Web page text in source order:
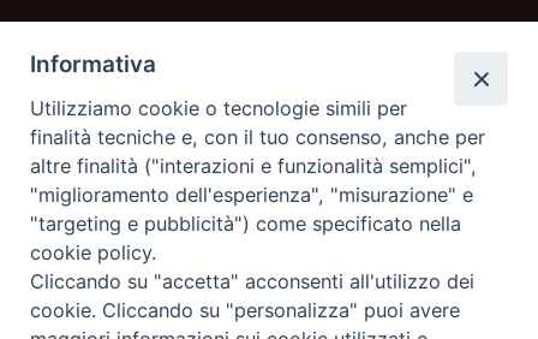
SCRIVICI
La Difesa srl - P.iva 05125420280
La Difesa del Popolo percepisce i contributi pubblici all'editoria.
La Difesa del Popolo, tramite la Fisc (Federazione Italiana Settimanali Cattolici)
ha aderito allo IAP (Istituto dell'Autodisciplina Pubblicitaria) accettando il Codice
di Autodisciplina della Comunicazione Commerciale.
La Difesa del Popolo è una testata registrata presso il Tribunale di Padova
Informativa
Utilizziamo cookie o tecnologie simili per
finalità tecniche e, con il tuo consenso, anche per
altre finalità ("interazioni e funzionalità semplici",
"miglioramento dell'esperienza", "misurazione" e
"targeting e pubblicità") come specificato nella
cookie policy.
Cliccando su "accetta" acconsenti all'utilizzo dei
cookie. Cliccando su "personalizza" puoi avere